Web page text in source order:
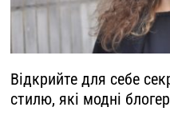
Відкрийте для себе
стилю, які модні